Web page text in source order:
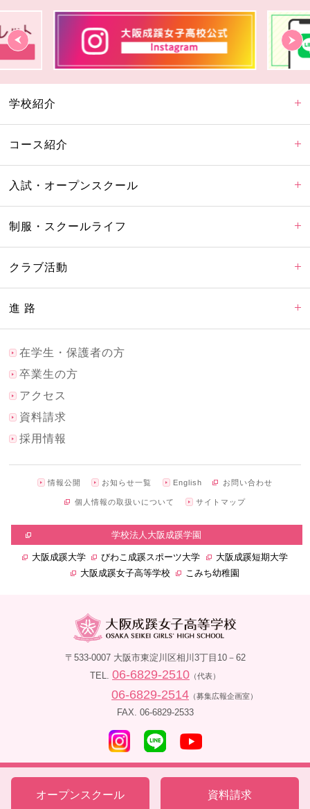
学校紹介
コース紹介
入試・オープンスクール
制服・スクールライフ
クラブ活動
進 路
在学生・保護者の方
卒業生の方
アクセス
資料請求
採用情報
情報公開 お知らせ一覧 English お問い合わせ
個人情報の取扱いについて サイトマップ
学校法人大阪成蹊学園
大阪成蹊大学 びわこ成蹊スポーツ大学
大阪成蹊短期大学
大阪成蹊女子高等学校
こみち幼稚園
〒533-0007 大阪市東淀川区相川3丁目10－62
TEL. 06-6829-2510 （代表）
06-6829-2514 （募集広報企画室）
FAX. 06-6829-2533
オープンスクール 資料請求